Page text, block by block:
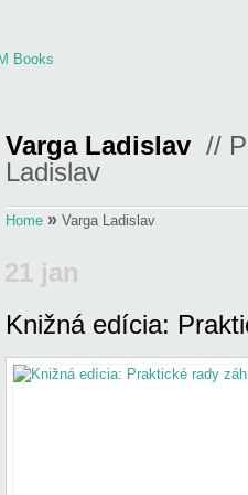
Varga Ladislav //
Ladislav
Home » Varga Ladislav
21 jan
OdoslaladminvDucsay Ladislav
Horák Boris ,Hričovský Ivan,
Magdaléna
,Varga Ladislav ,
rady záhradkárom
Knižná edícia: